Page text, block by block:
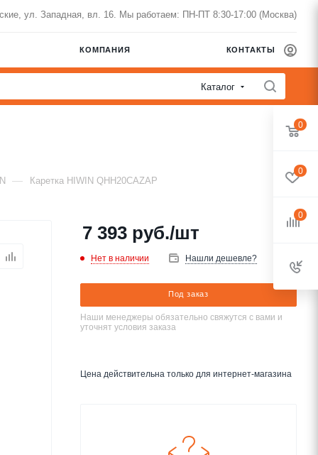
ул. Западная, вл. 16. Мы работаем: ПН-ПТ 8:30-17:00 (Москва)
КОМПАНИЯ КОНТАКТЫ
Каталог
— Каретка HIWIN QHH20CAZAP
7 393 руб./шт
Нет в наличии Нашли дешевле?
Под заказ
Наши менеджеры обязательно свяжутся с вами и
уточнят условия заказа
Цена действительна только для интернет-магазина
0
0
0